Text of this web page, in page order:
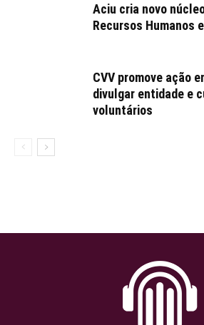
Aciu cria novo
Recursos Humanos
CVV promove ação
divulgar entidade e
voluntários